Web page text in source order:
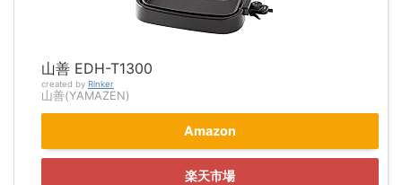
山善 EDH-T1300
created by Rinker
山善(YAMAZEN)
Amazon
楽天市場